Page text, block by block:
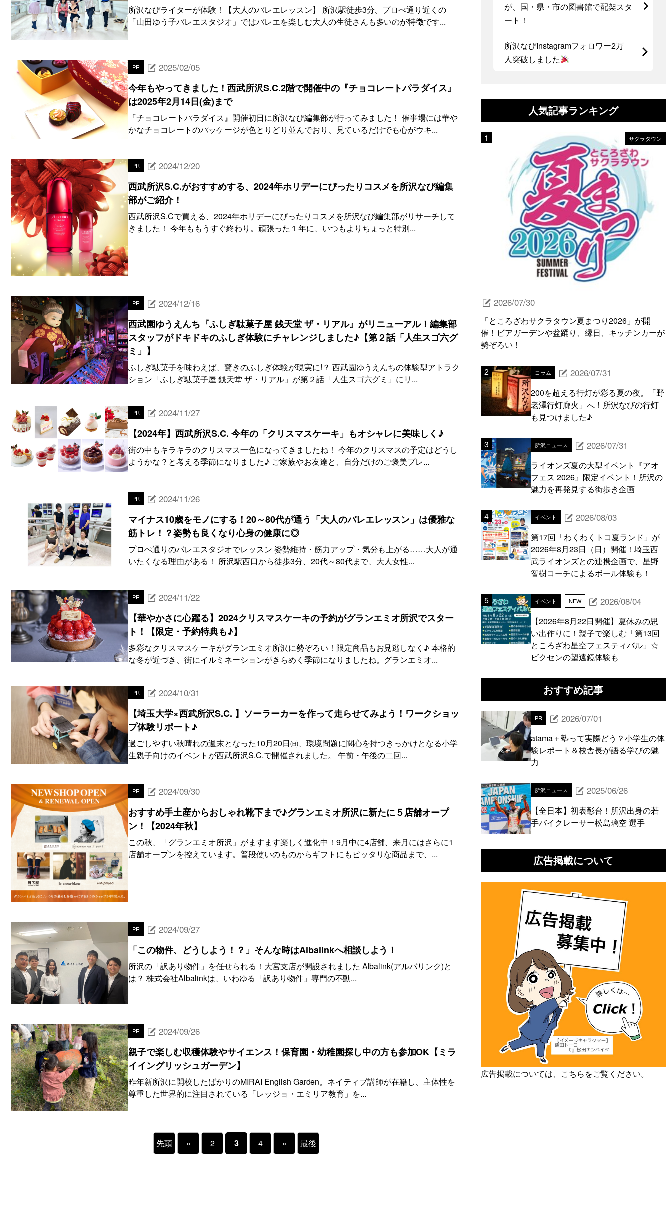
所沢なびライターが体験！【大人のバレエレッスン】 所沢駅徒歩3分、プロぺ通り近くの
「山田ゆう子バレエスタジオ」ではバレエを楽しむ大人の生徒さんも多いのが特徴です...
PR 2025/02/05
今年もやってきました！西武所沢S.C.2階で開催中の『チョコレートパラダイス』
は2025年2月14日(金)まで
『チョコレートパラダイス』開催初日に所沢なび編集部が行ってみました！ 催事場には華や
かなチョコレートのパッケージが色とりどり並んでおり、見ているだけでも心がウキ...
PR 2024/12/20
西武所沢S.C.がおすすめする、2024年ホリデーにぴったりコスメを所沢なび編集
部がご紹介！
西武所沢S.Cで買える、2024年ホリデーにぴったりコスメを所沢なび編集部がリサーチして
きました！ 今年ももうすぐ終わり。頑張った１年に、いつもよりちょっと特別...
PR 2024/12/16
西武園ゆうえんち『ふしぎ駄菓子屋 銭天堂 ザ・リアル』がリニューアル！編集部
スタッフがドキドキのふしぎ体験にチャレンジしました♪【第２話「人生スゴ六グ
ミ」】
ふしぎ駄菓子を味わえば、驚きのふしぎ体験が現実に!？ 西武園ゆうえんちの体験型アトラク
ション「ふしぎ駄菓子屋 銭天堂 ザ・リアル」が第２話「人生スゴ六グミ」にリ...
PR 2024/11/27
【2024年】西武所沢S.C. 今年の「クリスマスケーキ」もオシャレに美味しく♪
街の中もキラキラのクリスマス一色になってきましたね！ 今年のクリスマスの予定はどうし
ようかな？と考える季節になりました♪ ご家族やお友達と、自分だけのご褒美プレ...
PR 2024/11/26
マイナス10歳をモノにする！20～80代が通う「大人のバレエレッスン」は優雅な
筋トレ！？姿勢も良くなり心身の健康に◎
プロぺ通りのバレエスタジオでレッスン 姿勢維持・筋力アップ・気分も上がる……大人が通
いたくなる理由がある！ 所沢駅西口から徒歩3分、20代～80代まで、大人女性...
PR 2024/11/22
【華やかさに心躍る】2024クリスマスケーキの予約がグランエミオ所沢でスター
ト！【限定・予約特典も♪】
多彩なクリスマスケーキがグランエミオ所沢に勢ぞろい！限定商品もお見逃しなく♪ 本格的
な冬が近づき、街にイルミネーションがきらめく季節になりましたね。グランエミオ...
PR 2024/10/31
【埼玉大学×西武所沢S.C. 】ソーラーカーを作って走らせてみよう！ワークショッ
プ体験リポート♪
過ごしやすい秋晴れの週末となった10月20日㈰、環境問題に関心を持つきっかけとなる小学
生親子向けのイベントが西武所沢S.C.で開催されました。 午前・午後の二回...
PR 2024/09/30
おすすめ手土産からおしゃれ靴下まで♪グランエミオ所沢に新たに５店舗オープ
ン！【2024年秋】
この秋、「グランエミオ所沢」がますます楽しく進化中！9月中に4店舗、来月にはさらに1
店舗オープンを控えています。普段使いのものからギフトにもピッタリな商品まで、...
PR 2024/09/27
「この物件、どうしよう！？」そんな時はAlbalinkへ相談しよう！
所沢の「訳あり物件」を任せられる！大宮支店が開設されました Albalink(アルバリンク)と
は？ 株式会社Albalinkは、いわゆる「訳あり物件」専門の不動...
PR 2024/09/26
親子で楽しむ収穫体験やサイエンス！保育園・幼稚園探し中の方も参加OK【ミラ
イイングリッシュガーデン】
昨年新所沢に開校したばかりのMIRAI English Garden。ネイティブ講師が在籍し、主体性を
尊重した世界的に注目されている「レッジョ・エミリア教育」を...
先頭 « 2 3 4 » 最後
が、国・県・市の図書館で配架スタ
ート！
所沢なびInstagramフォロワー2万
人突破しました
人気記事ランキング
サクラタウン
2026/07/30
「ところざわサクラタウン夏まつり2026」が開
催！ビアガーデンや盆踊り、縁日、キッチンカーが
勢ぞろい！
コラム 2026/07/31
200を超える行灯が彩る夏の夜。「野
老澤行灯廊火」へ！所沢なびの行灯
も見つけました♪
所沢ニュース 2026/07/31
ライオンズ夏の大型イベント『アオ
フェス 2026』限定イベント！所沢の
魅力を再発見する街歩き企画
イベント 2026/08/03
第17回「わくわくトコ夏ランド」が
2026年8月23日（日）開催！埼玉西
武ライオンズとの連携企画で、星野
智樹コーチによるボール体験も！
イベント NEW 2026/08/04
【2026年8月22日開催】夏休みの思
い出作りに！親子で楽しむ「第13回
ところざわ星空フェスティバル」☆
ビクセンの望遠鏡体験も
おすすめ記事
PR 2026/07/01
atama＋塾って実際どう？小学生の体
験レポート＆校舎長が語る学びの魅
力
所沢ニュース 2025/06/26
【全日本】初表彰台！所沢出身の若
手バイクレーサー松島璃空 選手
広告掲載について
広告掲載については、こちらをご覧ください。